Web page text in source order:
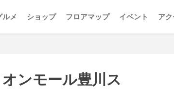
ルメ ショップ フロアマップ イベント ア
ンモール豊川ス